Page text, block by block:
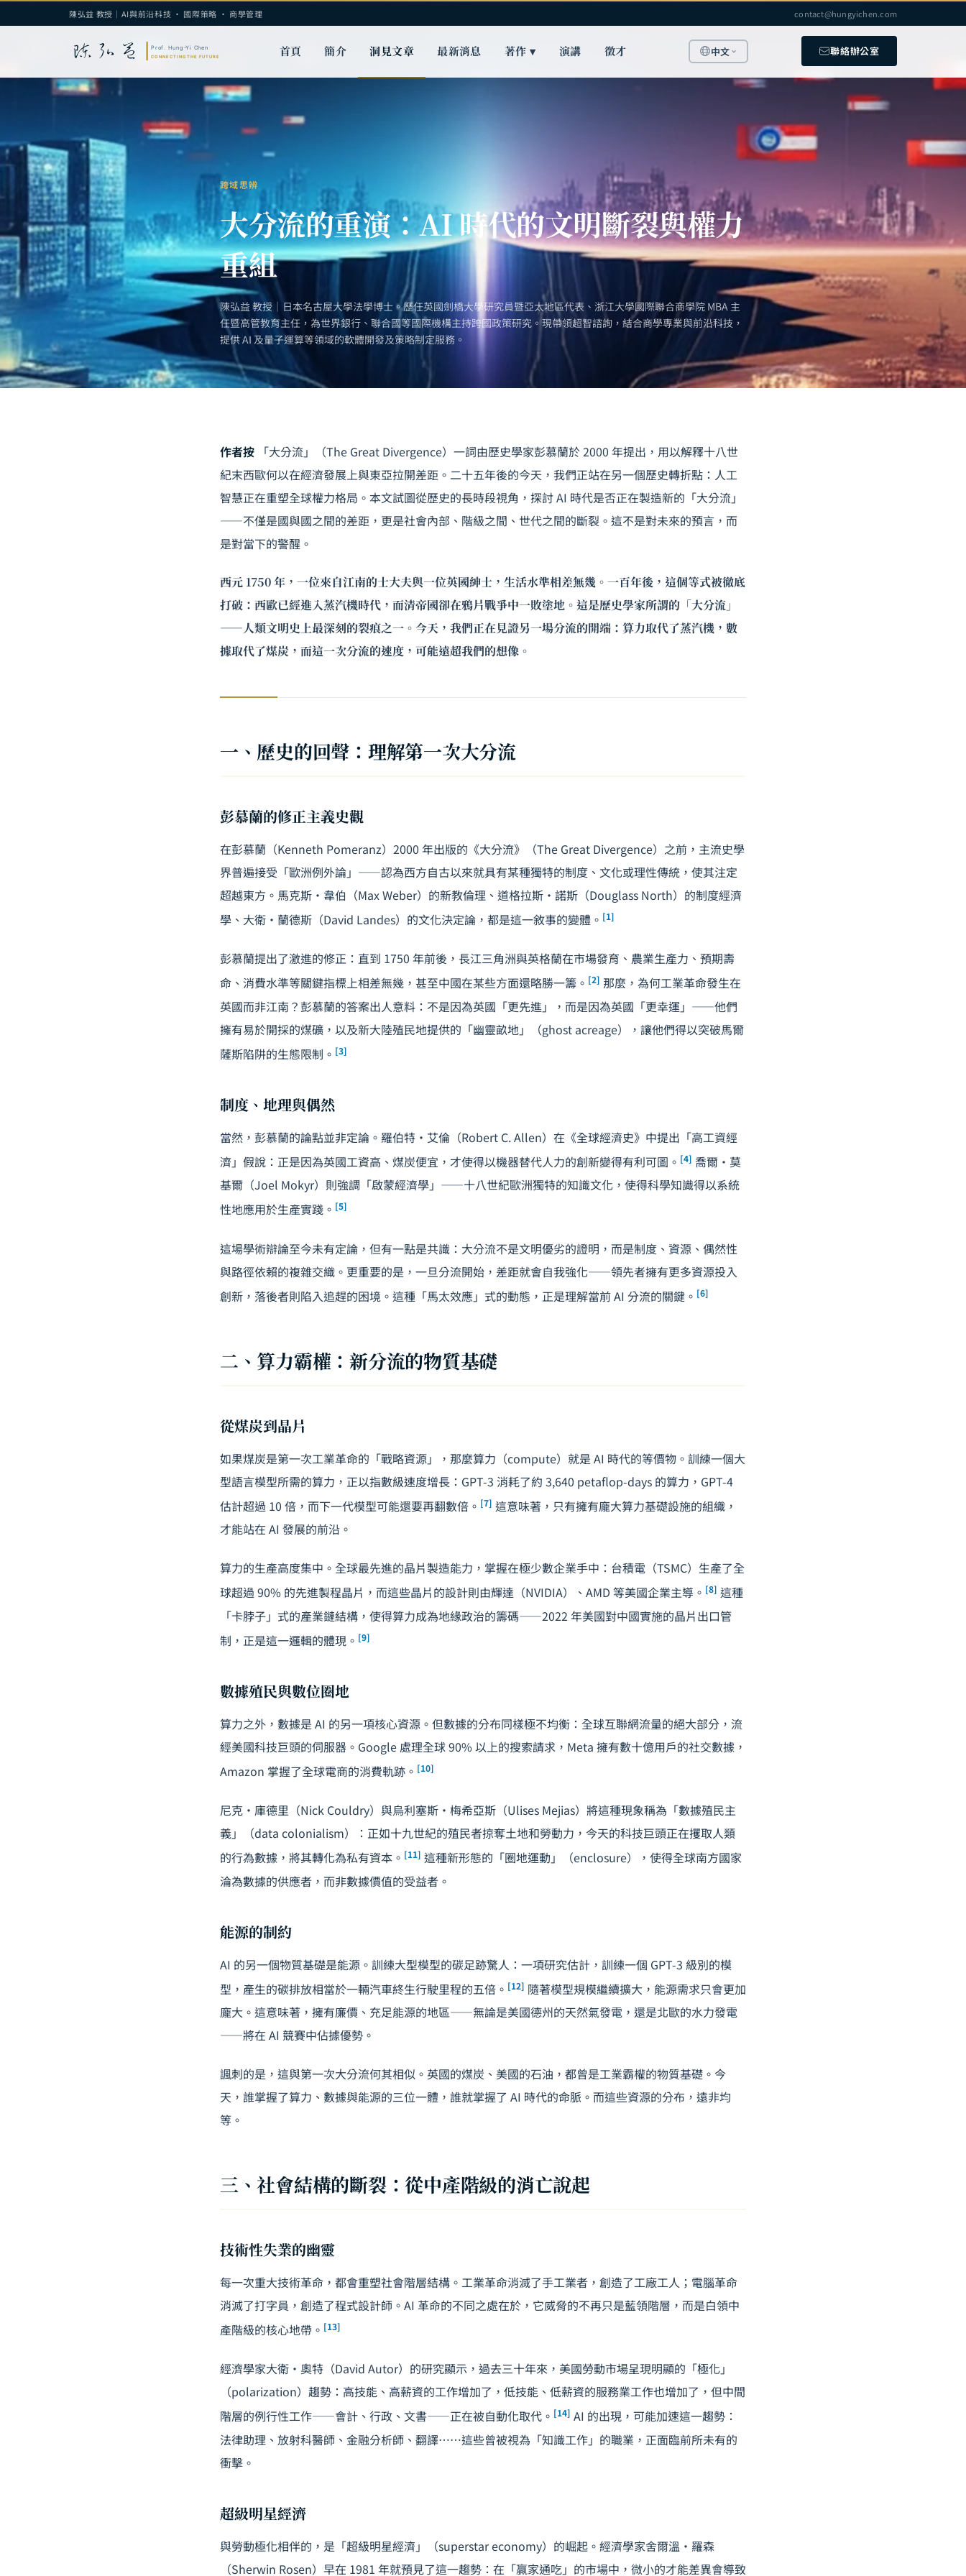
陳弘益 教授｜AI與前沿科技 · 國際策略 · 商學管理 contact@hungyichen.com
首頁 簡介 洞見文章 最新消息 著作 ▾ 演講 徵才 中文 聯絡辦公室
跨域思辨
大分流的重演：AI 時代的文明斷裂與權力
重組
陳弘益 教授｜日本名古屋大學法學博士。歷任英國劍橋大學研究員暨亞太地區代表、浙江大學國際聯合商學院 MBA 主
任暨高管教育主任，為世界銀行、聯合國等國際機構主持跨國政策研究。現帶領超智諮詢，結合商學專業與前沿科技，
提供 AI 及量子運算等領域的軟體開發及策略制定服務。
作者按 「大分流」（The Great Divergence）一詞由歷史學家彭慕蘭於 2000 年提出，用以解釋十八世
紀末西歐何以在經濟發展上與東亞拉開差距。二十五年後的今天，我們正站在另一個歷史轉折點：人工
智慧正在重塑全球權力格局。本文試圖從歷史的長時段視角，探討 AI 時代是否正在製造新的「大分流」
——不僅是國與國之間的差距，更是社會內部、階級之間、世代之間的斷裂。這不是對未來的預言，而
是對當下的警醒。
西元 1750 年，一位來自江南的士大夫與一位英國紳士，生活水準相差無幾。一百年後，這個等式被徹底
打破：西歐已經進入蒸汽機時代，而清帝國卻在鴉片戰爭中一敗塗地。這是歷史學家所謂的「大分流」
——人類文明史上最深刻的裂痕之一。今天，我們正在見證另一場分流的開端：算力取代了蒸汽機，數
據取代了煤炭，而這一次分流的速度，可能遠超我們的想像。
一、歷史的回聲：理解第一次大分流
彭慕蘭的修正主義史觀
在彭慕蘭（Kenneth Pomeranz）2000 年出版的《大分流》（The Great Divergence）之前，主流史學
界普遍接受「歐洲例外論」——認為西方自古以來就具有某種獨特的制度、文化或理性傳統，使其注定
超越東方。馬克斯·韋伯（Max Weber）的新教倫理、道格拉斯·諾斯（Douglass North）的制度經濟
學、大衛·蘭德斯（David Landes）的文化決定論，都是這一敘事的變體。 [1]
彭慕蘭提出了激進的修正：直到 1750 年前後，長江三角洲與英格蘭在市場發育、農業生產力、預期壽
命、消費水準等關鍵指標上相差無幾，甚至中國在某些方面還略勝一籌。 [2] 那麼，為何工業革命發生在
英國而非江南？彭慕蘭的答案出人意料：不是因為英國「更先進」，而是因為英國「更幸運」——他們
擁有易於開採的煤礦，以及新大陸殖民地提供的「幽靈畝地」（ghost acreage），讓他們得以突破馬爾
薩斯陷阱的生態限制。 [3]
制度、地理與偶然
當然，彭慕蘭的論點並非定論。羅伯特·艾倫（Robert C. Allen）在《全球經濟史》中提出「高工資經
濟」假說：正是因為英國工資高、煤炭便宜，才使得以機器替代人力的創新變得有利可圖。 [4] 喬爾·莫
基爾（Joel Mokyr）則強調「啟蒙經濟學」——十八世紀歐洲獨特的知識文化，使得科學知識得以系統
性地應用於生產實踐。 [5]
這場學術辯論至今未有定論，但有一點是共識：大分流不是文明優劣的證明，而是制度、資源、偶然性
與路徑依賴的複雜交織。更重要的是，一旦分流開始，差距就會自我強化——領先者擁有更多資源投入
創新，落後者則陷入追趕的困境。這種「馬太效應」式的動態，正是理解當前 AI 分流的關鍵。 [6]
二、算力霸權：新分流的物質基礎
從煤炭到晶片
如果煤炭是第一次工業革命的「戰略資源」，那麼算力（compute）就是 AI 時代的等價物。訓練一個大
型語言模型所需的算力，正以指數級速度增長：GPT-3 消耗了約 3,640 petaflop-days 的算力，GPT-4
估計超過 10 倍，而下一代模型可能還要再翻數倍。 [7] 這意味著，只有擁有龐大算力基礎設施的組織，
才能站在 AI 發展的前沿。
算力的生產高度集中。全球最先進的晶片製造能力，掌握在極少數企業手中：台積電（TSMC）生產了全
球超過 90% 的先進製程晶片，而這些晶片的設計則由輝達（NVIDIA）、AMD 等美國企業主導。 [8] 這種
「卡脖子」式的產業鏈結構，使得算力成為地緣政治的籌碼——2022 年美國對中國實施的晶片出口管
制，正是這一邏輯的體現。 [9]
數據殖民與數位圈地
算力之外，數據是 AI 的另一項核心資源。但數據的分布同樣極不均衡：全球互聯網流量的絕大部分，流
經美國科技巨頭的伺服器。Google 處理全球 90% 以上的搜索請求，Meta 擁有數十億用戶的社交數據，
Amazon 掌握了全球電商的消費軌跡。 [10]
尼克·庫德里（Nick Couldry）與烏利塞斯·梅希亞斯（Ulises Mejias）將這種現象稱為「數據殖民主
義」（data colonialism）：正如十九世紀的殖民者掠奪土地和勞動力，今天的科技巨頭正在攫取人類
的行為數據，將其轉化為私有資本。 [11] 這種新形態的「圈地運動」（enclosure），使得全球南方國家
淪為數據的供應者，而非數據價值的受益者。
能源的制約
AI 的另一個物質基礎是能源。訓練大型模型的碳足跡驚人：一項研究估計，訓練一個 GPT-3 級別的模
型，產生的碳排放相當於一輛汽車終生行駛里程的五倍。 [12] 隨著模型規模繼續擴大，能源需求只會更加
龐大。這意味著，擁有廉價、充足能源的地區——無論是美國德州的天然氣發電，還是北歐的水力發電
——將在 AI 競賽中佔據優勢。
諷刺的是，這與第一次大分流何其相似。英國的煤炭、美國的石油，都曾是工業霸權的物質基礎。今
天，誰掌握了算力、數據與能源的三位一體，誰就掌握了 AI 時代的命脈。而這些資源的分布，遠非均
等。
三、社會結構的斷裂：從中產階級的消亡說起
技術性失業的幽靈
每一次重大技術革命，都會重塑社會階層結構。工業革命消滅了手工業者，創造了工廠工人；電腦革命
消滅了打字員，創造了程式設計師。AI 革命的不同之處在於，它威脅的不再只是藍領階層，而是白領中
產階級的核心地帶。 [13]
經濟學家大衛·奧特（David Autor）的研究顯示，過去三十年來，美國勞動市場呈現明顯的「極化」
（polarization）趨勢：高技能、高薪資的工作增加了，低技能、低薪資的服務業工作也增加了，但中間
階層的例行性工作——會計、行政、文書——正在被自動化取代。 [14] AI 的出現，可能加速這一趨勢：
法律助理、放射科醫師、金融分析師、翻譯……這些曾被視為「知識工作」的職業，正面臨前所未有的
衝擊。
超級明星經濟
與勞動極化相伴的，是「超級明星經濟」（superstar economy）的崛起。經濟學家舍爾溫·羅森
（Sherwin Rosen）早在 1981 年就預見了這一趨勢：在「贏家通吃」的市場中，微小的才能差異會導致